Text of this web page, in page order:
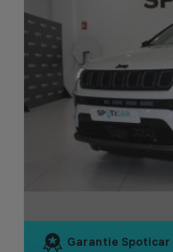
Garantie Spoticar